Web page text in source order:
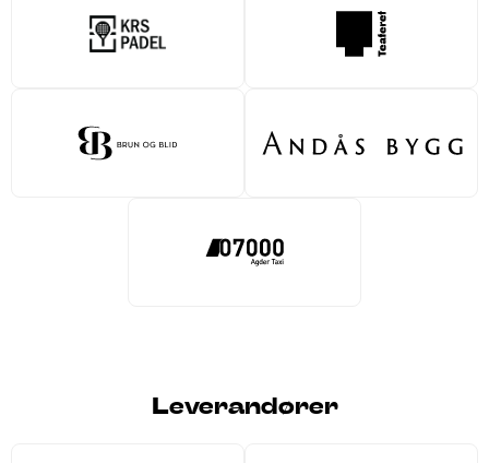
Leverandører